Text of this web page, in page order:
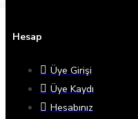
Hesap
Üye Girişi
Üye Kaydı
Hesabınız